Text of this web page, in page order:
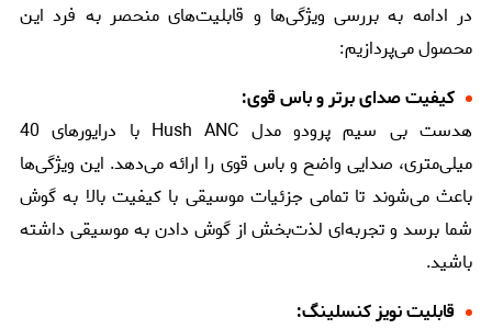
در ادامه به بررسی ویژگی‌ها و قابلیت‌های منحصر به فرد این
محصول می‌پردازیم:
کیفیت صدای برتر و باس قوی:
هدست بی سیم پرودو مدل Hush ANC با درایورهای 40
میلی‌متری، صدایی واضح و باس قوی را ارائه می‌دهد. این ویژگی‌ها
باعث می‌شوند تا تمامی جزئیات موسیقی با کیفیت بالا به گوش
شما برسد و تجربه‌ای لذت‌بخش از گوش دادن به موسیقی داشته
باشید.
قابلیت نویز کنسلینگ: